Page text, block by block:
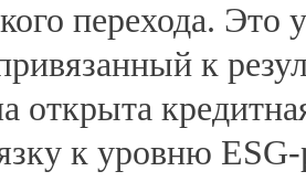
перехода.
к
открыта
к уровню